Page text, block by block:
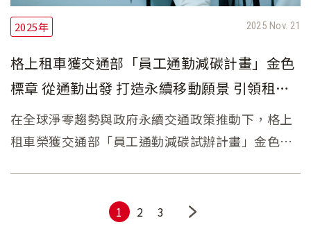
2025年 2025 Nov. 21
格上租車獲交通部「員工通勤減碳計畫」金色
標章 從通勤出發 打造永續移動願景 引領租車
產業低碳轉型
在全球淨零趨勢與政府永續交通政策推動下，格上
租車榮獲交通部「員工通勤減碳試辦計畫」金色標
擇」理念，號召近千位員工加入綠色通勤行列，落
1 2 3